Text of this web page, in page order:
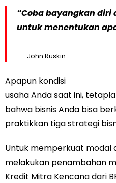
“Coba bayangkan diri
untuk menentukan
John Ruskin
Apapun kondisi
usaha Anda saat ini,
bahwa bisnis Anda bisa
praktikkan tiga strategi
Untuk memperkuat modal
melakukan penambahan
Kredit Mitra Kencana dari